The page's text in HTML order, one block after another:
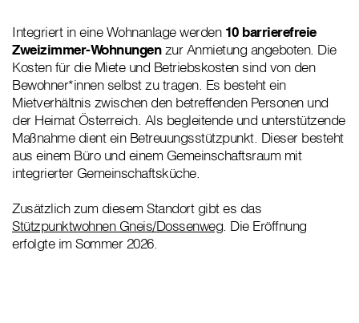
Integriert in eine Wohnanlage werden 10 barrierefreie
Zweizimmer-Wohnungenzur Anmietung angeboten. Die
Kosten für die Miete und Betriebskosten sind von den
Bewohner*innen selbst zu tragen. Es besteht ein
Mietverhältnis zwischen den betreffenden Personen und
der Heimat Österreich. Als begleitende und unterstützende
Maßnahme dient ein Betreuungsstützpunkt. Dieser besteht
aus einem Büro und einem Gemeinschaftsraum mit
integrierter Gemeinschaftsküche.
Zusätzlich zum diesem Standort gibt es das
Stützpunktwohnen Gneis/Dossenweg. Die Eröffnung
erfolgte im Sommer 2026.